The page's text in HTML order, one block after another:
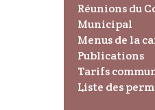
Réunions du
Municipal
Menus de la
Publications
Tarifs
Liste des